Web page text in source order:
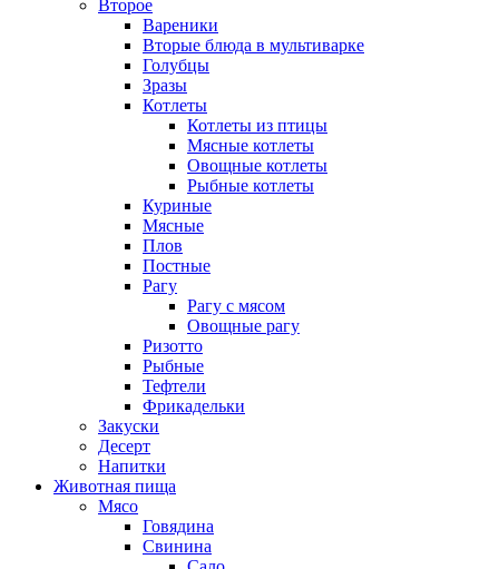
Второе
Вареники
Вторые блюда в мультиварке
Голубцы
Зразы
Котлеты
Котлеты из птицы
Мясные котлеты
Овощные котлеты
Рыбные котлеты
Куриные
Мясные
Плов
Постные
Рагу
Рагу с мясом
Овощные рагу
Ризотто
Рыбные
Тефтели
Фрикадельки
Закуски
Десерт
Напитки
Животная пища
Мясо
Говядина
Свинина